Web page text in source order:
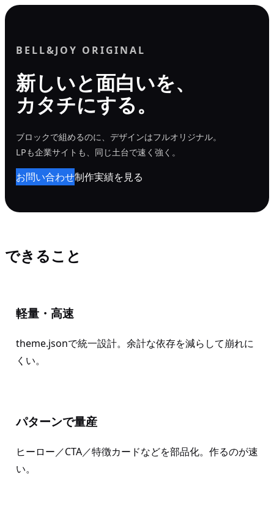
内
BELL&JOY ORIGINAL
新しいと面白いを、
カタチにする。
ブロックで組めるのに、デザインはフルオリジナル。
LPも企業サイトも、同じ土台で速く強く。
お問い合わせ制作実績を見る
できること
軽量・高速
theme.jsonで統一設計。余計な依存を減らして崩れに
くい。
パターンで量産
ヒーロー／CTA／特徴カードなどを部品化。作るのが速
い。